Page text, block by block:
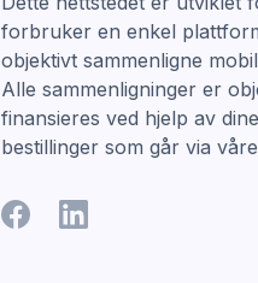
forbruker en enkel
objektivt sammenligne
Alle sammenligninger er
finansieres ved hjelp av
bestillinger som går via